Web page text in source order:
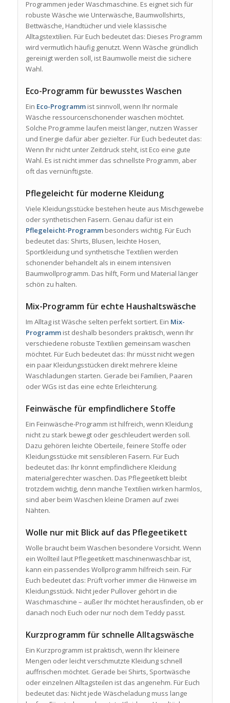
Programmen jeder Waschmaschine. Es eignet sich für
robuste Wäsche wie Unterwäsche, Baumwollshirts,
Bettwäsche, Handtücher und viele klassische
Alltagstextilien. Für Euch bedeutet das: Dieses Programm
wird vermutlich häufig genutzt. Wenn Wäsche gründlich
gereinigt werden soll, ist Baumwolle meist die sichere
Wahl.
Eco-Programm für bewusstes Waschen
Ein Eco-Programmist sinnvoll, wenn Ihr normale
Wäsche ressourcenschonender waschen möchtet.
Solche Programme laufen meist länger, nutzen Wasser
und Energie dafür aber gezielter. Für Euch bedeutet das:
Wenn Ihr nicht unter Zeitdruck steht, ist Eco eine gute
Wahl. Es ist nicht immer das schnellste Programm, aber
oft das vernünftigste.
Pflegeleicht für moderne Kleidung
Viele Kleidungsstücke bestehen heute aus Mischgewebe
oder synthetischen Fasern. Genau dafür ist ein
Pflegeleicht-Programmbesonders wichtig. Für Euch
bedeutet das: Shirts, Blusen, leichte Hosen,
Sportkleidung und synthetische Textilien werden
schonender behandelt als in einem intensiven
Baumwollprogramm. Das hilft, Form und Material länger
schön zu halten.
Mix-Programm für echte Haushaltswäsche
Im Alltag ist Wäsche selten perfekt sortiert. Ein Mix-
Programmist deshalb besonders praktisch, wenn Ihr
verschiedene robuste Textilien gemeinsam waschen
möchtet. Für Euch bedeutet das: Ihr müsst nicht wegen
ein paar Kleidungsstücken direkt mehrere kleine
Waschladungen starten. Gerade bei Familien, Paaren
oder WGs ist das eine echte Erleichterung.
Feinwäsche für empfindlichere Stoffe
Ein Feinwäsche-Programm ist hilfreich, wenn Kleidung
nicht zu stark bewegt oder geschleudert werden soll.
Dazu gehören leichte Oberteile, feinere Stoffe oder
Kleidungsstücke mit sensibleren Fasern. Für Euch
bedeutet das: Ihr könnt empfindlichere Kleidung
materialgerechter waschen. Das Pflegeetikett bleibt
trotzdem wichtig, denn manche Textilien wirken harmlos,
sind aber beim Waschen kleine Dramen auf zwei
Nähten.
Wolle nur mit Blick auf das Pflegeetikett
Wolle braucht beim Waschen besondere Vorsicht. Wenn
ein Wollteil laut Pflegeetikett maschinenwaschbar ist,
kann ein passendes Wollprogramm hilfreich sein. Für
Euch bedeutet das: Prüft vorher immer die Hinweise im
Kleidungsstück. Nicht jeder Pullover gehört in die
Waschmaschine – außer Ihr möchtet herausfinden, ob er
danach noch Euch oder nur noch dem Teddy passt.
Kurzprogramm für schnelle Alltagswäsche
Ein Kurzprogramm ist praktisch, wenn Ihr kleinere
Mengen oder leicht verschmutzte Kleidung schnell
auffrischen möchtet. Gerade bei Shirts, Sportwäsche
oder einzelnen Alltagsteilen ist das angenehm. Für Euch
bedeutet das: Nicht jede Wäscheladung muss lange